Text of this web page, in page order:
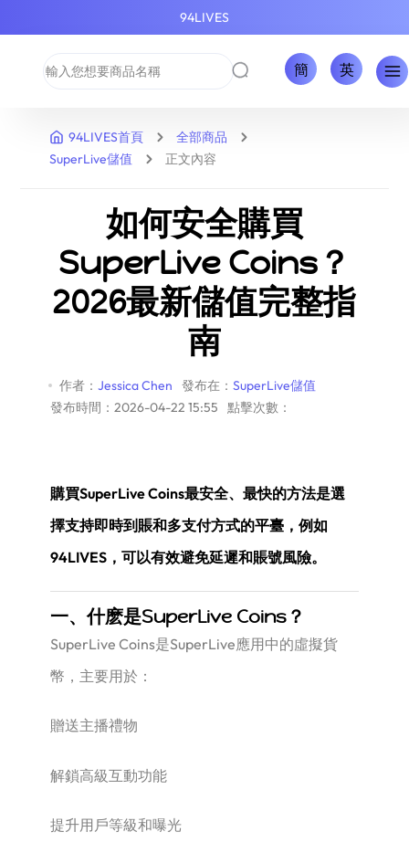
94LIVES
簡 英
94LIVES首頁
全部商品
SuperLive儲值
正文內容
如何安全購買
SuperLive Coins？
2026最新儲值完整指
南
作者： Jessica Chen 發布在： SuperLive儲值
發布時間：2026-04-22 15:55
點擊次數：
購買SuperLive Coins最安全、最快的方法是選
擇支持即時到賬和多支付方式的平臺，例如
94LIVES，可以有效避免延遲和賬號風險。
一、什麽是SuperLive Coins？
SuperLive Coins是SuperLive應用中的虛擬貨
幣，主要用於：
贈送主播禮物
解鎖高級互動功能
提升用戶等級和曝光